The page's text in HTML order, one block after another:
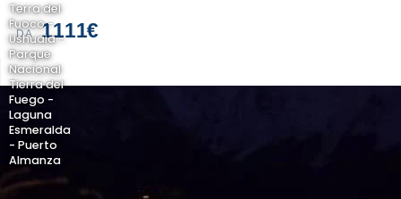
DA 1111€
Terra del
Fuoco -
Ushuaia -
Parque
Nacional
Tierra del
Fuego -
Laguna
Esmeralda
- Puerto
Almanza